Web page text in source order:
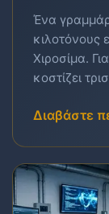
Ένα
κιλοτόνους
Χιροσίμα.
κοστίζει
Διαβάστε